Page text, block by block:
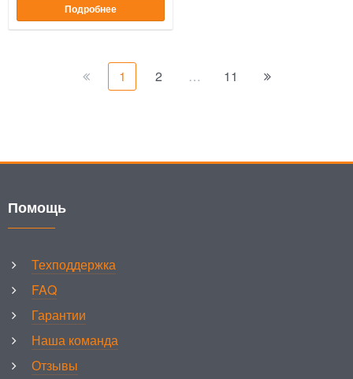
Подробнее
1 2 … 11
Помощь
Техподдержка
FAQ
Гарантии
Наша команда
Отзывы